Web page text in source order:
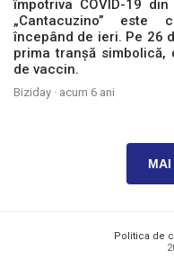
împotriva COVID-19
„Cantacuzino” este
începând de ieri. Pe 26
prima tranșă simbolică,
de vaccin.
Biziday · acum 6 ani
MAI
Politica de